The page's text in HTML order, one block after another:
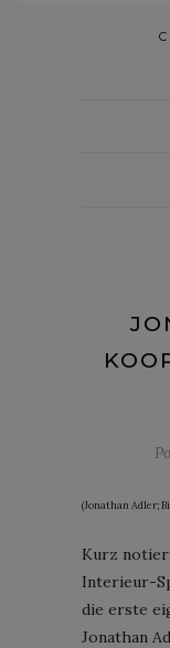
(Jonathan Adler;
Kurz
Interieur-
die erste
Jonathan